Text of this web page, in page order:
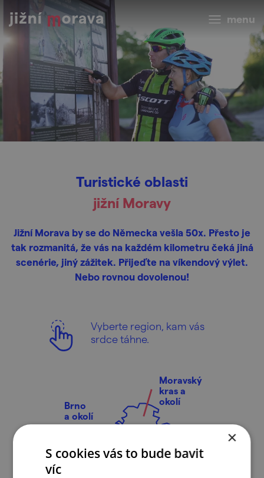
menu
Turistické oblasti
jižní Moravy
Jižní Morava by se do Německa vešla 50x. Přesto je
tak rozmanitá, že vás na každém kilometru čeká jiná
scenérie, jiný zážitek. Přijeďte na víkendový výlet.
Nebo rovnou dovolenou!
Vyberte region, kam vás
srdce táhne.
Moravský
kras a
okolí
Brno
a okolí
×
S cookies vás to bude bavit
víc